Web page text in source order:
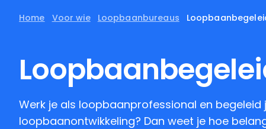
Home Voor wie Loopbaanbureaus
Werk je als loopbaanprofessional en begeleid
loopbaanontwikkeling? Dan weet je hoe